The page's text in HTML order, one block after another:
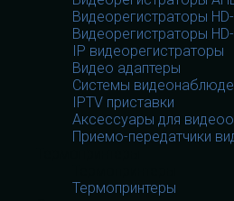
Видеорегистраторы
Видеорегистраторы
IP видеорегистраторы
Видео адаптеры
Системы
IPTV приставки
Аксессуары для
Приемо-передатчики
Термопринтеры